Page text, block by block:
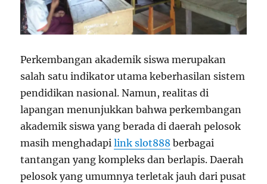
Perkembangan akademik siswa merupakan
salah satu indikator utama keberhasilan sistem
pendidikan nasional. Namun, realitas di
lapangan menunjukkan bahwa perkembangan
akademik siswa yang berada di daerah pelosok
masih menghadapilink slot888 berbagai
tantangan yang kompleks dan berlapis. Daerah
pelosok yang umumnya terletak jauh dari pusat